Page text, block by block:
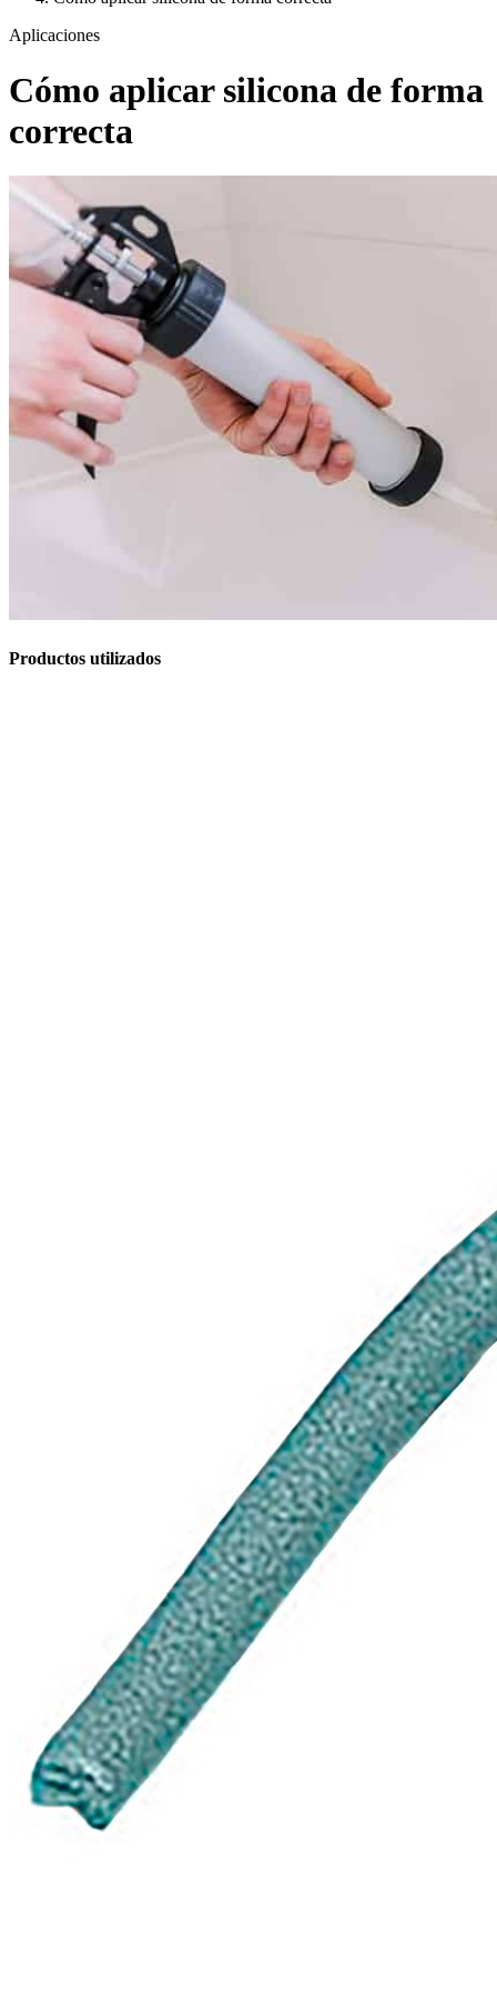
Aplicaciones
Cómo aplicar silicona de forma
correcta
Productos utilizados